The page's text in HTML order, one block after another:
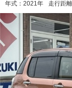
年式： 2021年 走行距離